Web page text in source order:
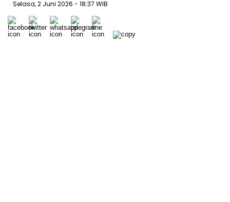
Selasa, 2 Juni 2026 - 18:37 WIB